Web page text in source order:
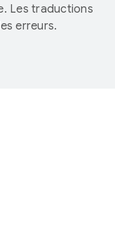
Les traductions
erreurs.